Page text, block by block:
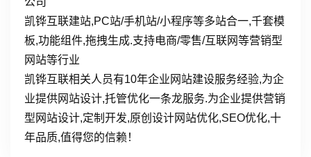
凯铧互联建站,PC站/手机站/小程序等多站合一,千套模
板,功能组件,拖拽生成.支持电商/零售/互联网等营销型
网站等行业
凯铧互联相关人员有10年企业网站建设服务经验,为企
业提供网站设计,托管优化一条龙服务.为企业提供营销
型网站设计,定制开发,原创设计网站优化,SEO优化,十
年品质,值得您的信赖！